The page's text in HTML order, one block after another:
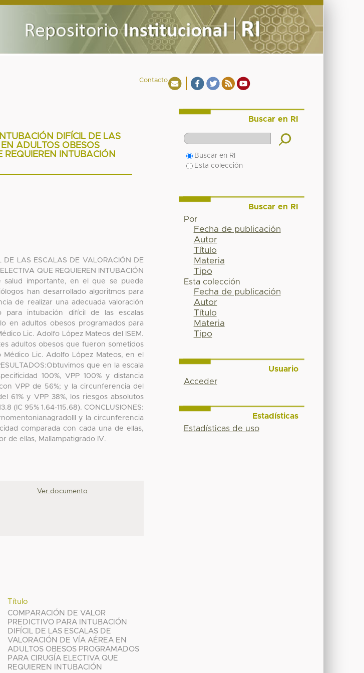
Contacto
DIFÍCIL DE LAS
ADULTOS OBESOS
INTUBACIÓN
DE LAS ESCALAS DE VALORACIÓN DE
QUE REQUIEREN INTUBACIÓN
salud importante, en el que se puede
han desarrollado algoritmos para
de realizar una adecuada valoración
para intubación difícil de las escalas
en adultos obesos programados para
Lic. Adolfo López Mateos del ISEM.
adultos obesos que fueron sometidos
Lic. Adolfo López Mateos, en el
que en la escala
100%, VPP 100% y distancia
VPP de 56%; y la circunferencia del
61% y VPP 38%, los riesgos absolutos
(IC 95% 1.64-115.68). CONCLUSIONES:
y la circunferencia
comparada con cada una de ellas,
de ellas, Mallampatigrado IV.
Ver documento
Título
COMPARACIÓN DE VALOR
PREDICTIVO PARA INTUBACIÓN
DIFÍCIL DE LAS ESCALAS DE
VALORACIÓN DE VÍA AÉREA EN
ADULTOS OBESOS PROGRAMADOS
PARA CIRUGÍA ELECTIVA QUE
REQUIEREN INTUBACIÓN
Buscar en RI
Buscar en RI
Esta colección
Buscar en RI
Por
Fecha de publicación
Autor
Título
Materia
Tipo
Esta colección
Fecha de publicación
Autor
Título
Materia
Tipo
Usuario
Acceder
Estadísticas
Estadísticas de uso